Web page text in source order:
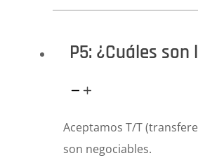
P5: ¿Cuáles
Aceptamos T/T
son negociables.